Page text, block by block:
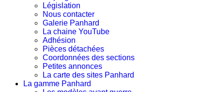
Législation
Nous contacter
Galerie Panhard
La chaine YouTube
Adhésion
Pièces détachées
Coordonnées des sections
Petites annonces
La carte des sites Panhard
La gamme Panhard